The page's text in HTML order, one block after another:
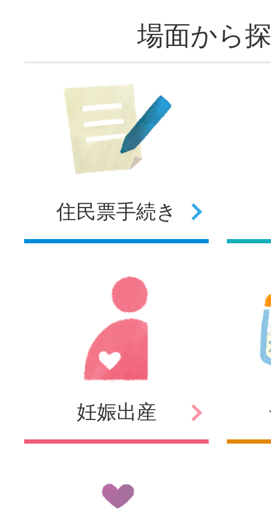
場面から
住民票手続き
妊娠出産